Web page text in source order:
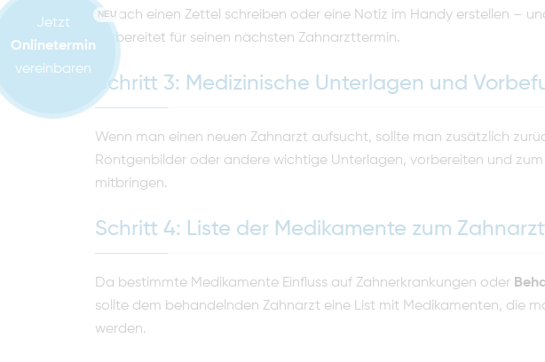
einfach einen Zettel schreiben oder eine Notiz im Handy erstellen –
vorbereitet für seinen nächsten Zahnarzttermin.
Schritt 3: Medizinische Unterlagen und
Wenn man einen neuen Zahnarzt aufsucht, sollte man zusätzlich
Röntgenbilder oder andere wichtige Unterlagen, vorbereiten und
mitbringen.
Schritt 4: Liste der Medikamente zum
Da bestimmte Medikamente Einfluss auf Zahnerkrankungen oder
sollte dem behandelnden Zahnarzt eine List mit Medikamenten, die
werden.
NEU
Jetzt
Onlinetermin
vereinbaren